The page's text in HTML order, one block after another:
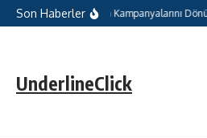
İçeriğe atla
Son Haberler
AI Max ile Arama Kampanyalarını
UnderlineClick